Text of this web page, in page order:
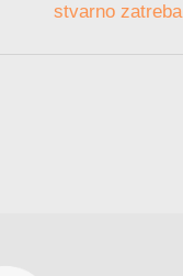
stvarno zatreba